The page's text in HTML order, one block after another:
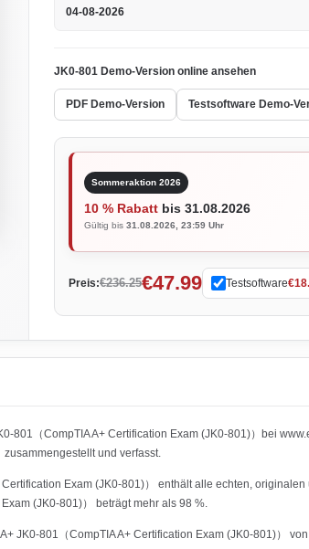
04-08-2026
JK0-801 Demo-Version online ansehen
PDF Demo-Version Testsoftware Demo-
Sommeraktion 2026
10 % Rabatt bis 31.08.2026
Gültig bis 31.08.2026, 23:59 Uhr
Preis:€236.25€47.99 Testsoftware
801（CompTIA A+ Certification Exam (JK0-801)）bei
zusammengestellt und verfasst.
Exam (JK0-801)） enthält alle echten,
(JK0-801)） beträgt mehr als 98 %.
JK0-801（CompTIA A+ Certification Exam (JK0-801)）